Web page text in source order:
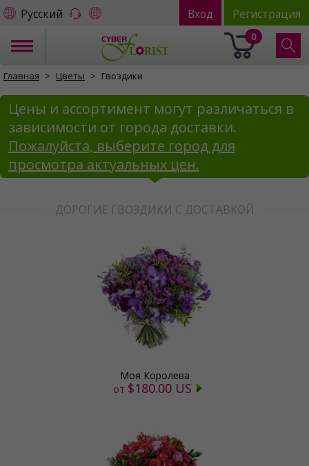
Русский Вход Регистрация
0
Главная Цветы Гвоздики
Цены и ассортимент могут различаться в
зависимости от города доставки.
Пожалуйста, выберите город для
просмотра актуальных цен.
ДОРОГИЕ ГВОЗДИКИ С ДОСТАВКОЙ
Моя Королева
от $180.00 US